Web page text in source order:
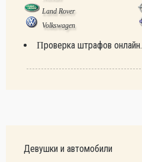
Land Rover
Volkswagen
Проверка штрафов онлайн.
Девушки и автомобили